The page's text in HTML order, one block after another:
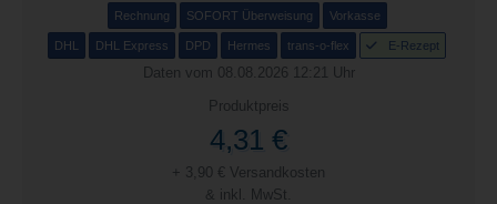
Rechnung SOFORT Überweisung Vorkasse
DHL DHL Express DPD Hermes trans-o-flex E-Rezept
Daten vom 08.08.2026 12:21 Uhr
Produktpreis
4,31 €
+ 3,90 € Versandkosten
& inkl. MwSt.